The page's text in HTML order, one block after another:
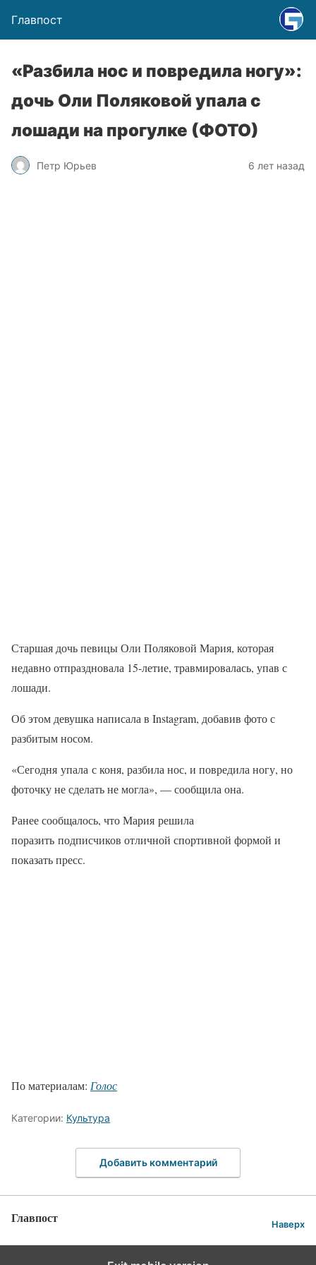
Главпост
«Разбила нос и повредила ногу»:
дочь Оли Поляковой упала с
лошади на прогулке (ФОТО)
Петр Юрьев 6 лет назад
Старшая дочь певицы Оли Поляковой Мария, которая
недавно отпраздновала 15-летие, травмировалась, упав с
лошади.
Об этом девушка написала в Instagram, добавив фото с
разбитым носом.
«Сегодня упала с коня, разбила нос, и повредила ногу, но
фоточку не сделать не могла», — сообщила она.
Ранее сообщалось, что Мария решила
поразить подписчиков отличной спортивной формой и
показать пресс.
По материалам: Голос
Категории: Культура
Добавить комментарий
Главпост Наверх